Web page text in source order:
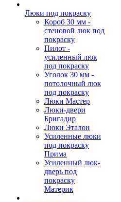
Люки под покраску
Короб 30 мм -
стеновой люк под
покраску
Пилот -
усиленный люк
под покраску
Уголок 30 мм -
потолочный люк
под покраску
Люки Мастер
Люки-двери
Бригадир
Люки Эталон
Усиленные люки
под покраску
Прима
Усиленный люк-
дверь под
покраску
Материк